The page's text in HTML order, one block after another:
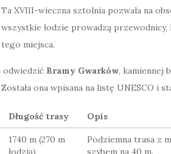
Ta XVIII-wieczna sztolnia pozwala na
łodzie prowadzą
miejsca.
odwiedzić Bramy Gwarków, kamiennej
ona wpisana na listę UNESCO i
Długość trasy Opis
1740 m (270 m
łodzią)
Podziemna trasa z
szybem na 40 m.